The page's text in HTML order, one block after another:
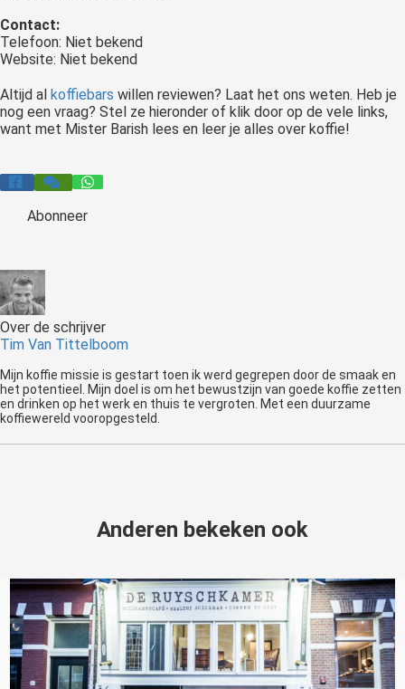
Contact:
Telefoon: Niet bekend
Website: Niet bekend
Altijd al koffiebars willen reviewen? Laat het ons weten. Heb je
nog een vraag? Stel ze hieronder of klik door op de vele links,
want met Mister Barish lees en leer je alles over koffie!
Abonneer
Over de schrijver
Tim Van Tittelboom
Mijn koffie missie is gestart toen ik werd gegrepen door de smaak en
het potentieel. Mijn doel is om het bewustzijn van goede koffie zetten
en drinken op het werk en thuis te vergroten. Met een duurzame
koffiewereld vooropgesteld.
Anderen bekeken ook